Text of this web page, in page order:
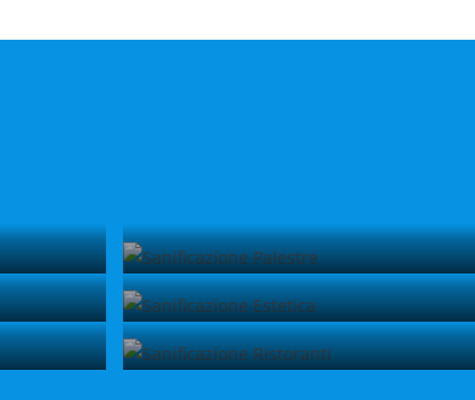
Sanificazione Palestre
Sanificazione Estetica
Sanificazione Ristoranti